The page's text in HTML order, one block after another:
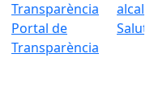
Portal de
Transparència